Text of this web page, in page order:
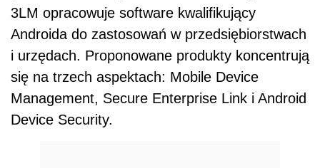
3LM opracowuje software kwalifikujący
Androida do zastosowań w przedsiębiorstwach
i urzędach. Proponowane produkty koncentrują
się na trzech aspektach: Mobile Device
Management, Secure Enterprise Link i Android
Device Security.